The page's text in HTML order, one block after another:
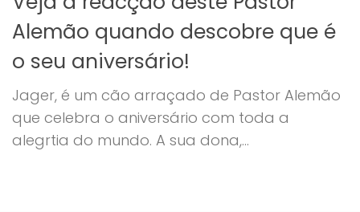
Alemão quando descobre que é
o seu aniversário!
Jager, é um cão arraçado de Pastor Alemão
que celebra o aniversário com toda a
alegrtia do mundo. A sua dona,...